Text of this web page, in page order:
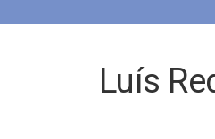
Luís